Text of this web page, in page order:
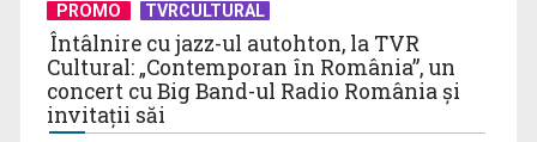
„Brazilia – întoarcerea la pădure”: salvarea vine din
înţelepciunea veche, ...
PROMO TVRCULTURAL
Întâlnire cu jazz-ul autohton, la TVR
Cultural: „Contemporan în România”, un
concert cu Big Band-ul Radio România şi
invitaţii săi